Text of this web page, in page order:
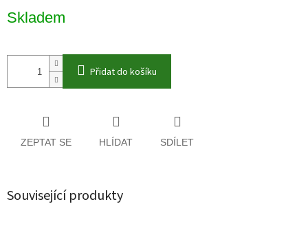
cena:
Skladem
Přidat do košíku
ZEPTAT SE HLÍDAT SDÍLET
Související produkty